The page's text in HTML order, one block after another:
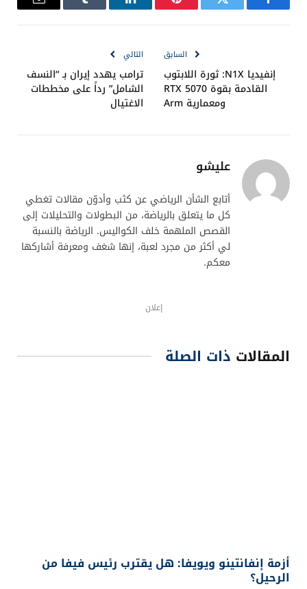
فيسبوك تويتر بينتيريستلينكدإن Tumblr
البريد
السابق
إنفيديا N1X: ثورة اللابتوب
القادمة بقوة RTX 5070
ومعمارية Arm
التالي
ترامب يهدد إيران بـ “النسف
الشامل” رداً على مخططات
الاغتيال
عليشو
أتابع الشأن الرياضي عن كثب وأدوّن مقالات تغطي
كل ما يتعلق بالرياضة، من البطولات والتحليلات إلى
القصص الملهمة خلف الكواليس. الرياضة بالنسبة
لي أكثر من مجرد لعبة، إنها شغف ومعرفة أشاركها
معكم.
إعلان
المقالات ذات الصلة
أزمة إنفانتينو ويويفا: هل يقترب رئيس فيفا من
الرحيل؟